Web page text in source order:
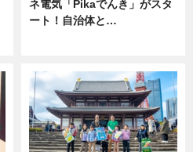
ネ電気「Pikaでんき」がスタ
ート！自治体と…